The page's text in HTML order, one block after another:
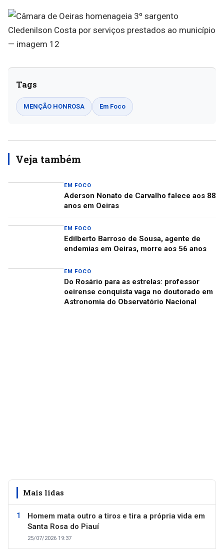
Tags
MENÇÃO HONROSA Em Foco
Veja também
EM FOCO
Aderson Nonato de Carvalho falece aos 88
anos em Oeiras
EM FOCO
Edilberto Barroso de Sousa, agente de
endemias em Oeiras, morre aos 56 anos
EM FOCO
Do Rosário para as estrelas: professor
oeirense conquista vaga no doutorado em
Astronomia do Observatório Nacional
Mais lidas
Homem mata outro a tiros e tira a própria vida em
Santa Rosa do Piauí
25/07/2026 19:37